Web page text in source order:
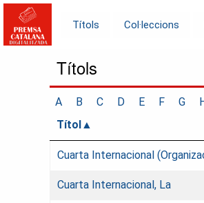
Títols Col·leccions
Títols
A B C D E F G
Títol
Cuarta Internacional
Cuarta Internacional, La